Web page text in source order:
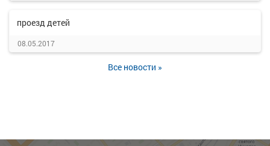
проезд детей
08.05.2017
Все новости »